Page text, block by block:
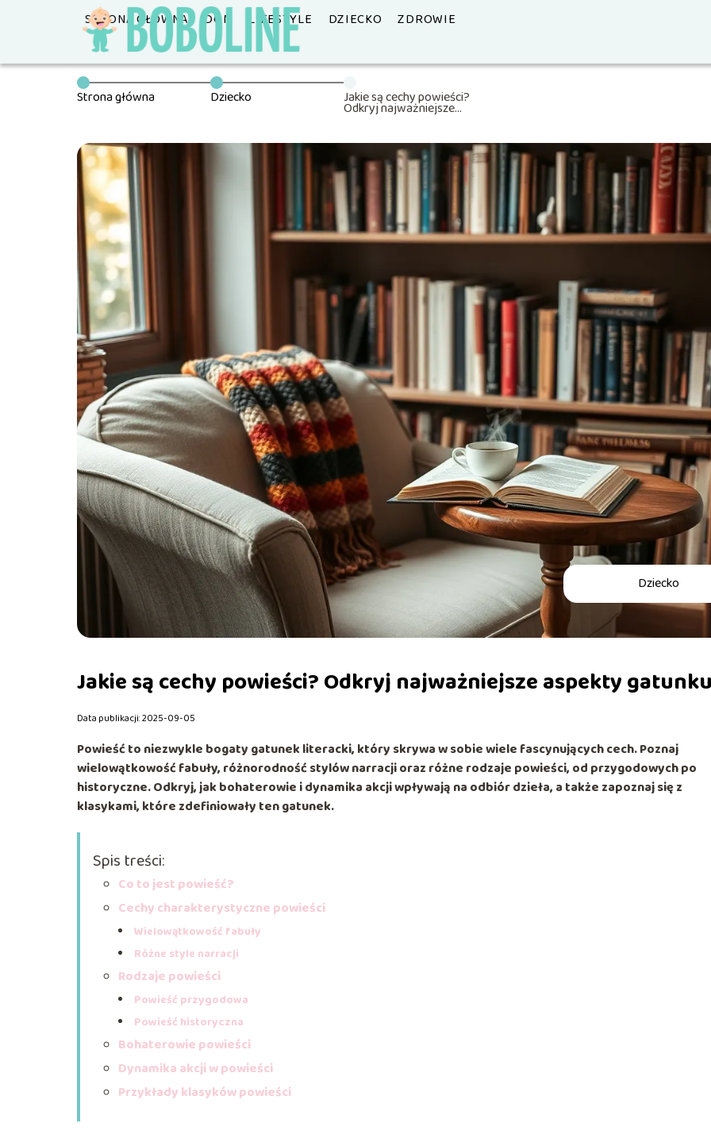
STRONA GŁÓWNA DOM LIFESTYLE DZIECKO ZDROWIE
Strona główna Dziecko Jakie są cechy powieści?
Odkryj najważniejsze
aspekty gatunku
Dziecko
Jakie są cechy powieści? Odkryj najważniejsze aspekty gatunku
Data publikacji: 2025-09-05
Powieść to niezwykle bogaty gatunek literacki, który skrywa w sobie wiele fascynujących cech. Poznaj
wielowątkowość fabuły, różnorodność stylów narracji oraz różne rodzaje powieści, od przygodowych po
historyczne. Odkryj, jak bohaterowie i dynamika akcji wpływają na odbiór dzieła, a także zapoznaj się z
klasykami, które zdefiniowały ten gatunek.
Spis treści:
Co to jest powieść?
Cechy charakterystyczne powieści
Wielowątkowość fabuły
Różne style narracji
Rodzaje powieści
Powieść przygodowa
Powieść historyczna
Bohaterowie powieści
Dynamika akcji w powieści
Przykłady klasyków powieści